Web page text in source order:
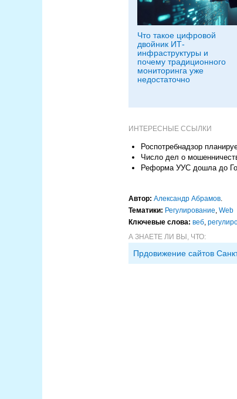
Что такое цифровой
двойник ИТ-
инфраструктуры и
почему традиционного
мониторинга уже
недостаточно
ИНТЕРЕСНЫЕ ССЫЛКИ
Роспотребнадзор
Число дел о
Реформа УУС дошла до
Автор: Александр Абрамов.
Тематики: Регулирование, Web
Ключевые слова: веб,
А ЗНАЕТЕ ЛИ ВЫ, ЧТО:
Прдовижение сайтов